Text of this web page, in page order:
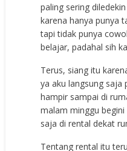
paling sering
karena hanya punya
tapi tidak punya
belajar, padahal sih
Terus, siang itu
ya aku langsung saja
hampir sampai di
malam minggu
saja di rental dekat
Tentang rental itu